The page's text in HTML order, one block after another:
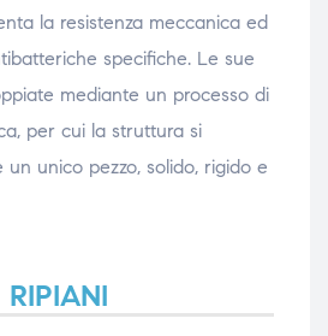
la resistenza meccanica ed
specifiche. Le sue
mediante un processo di
per cui la struttura si
unico pezzo, solido, rigido e
RIPIANI